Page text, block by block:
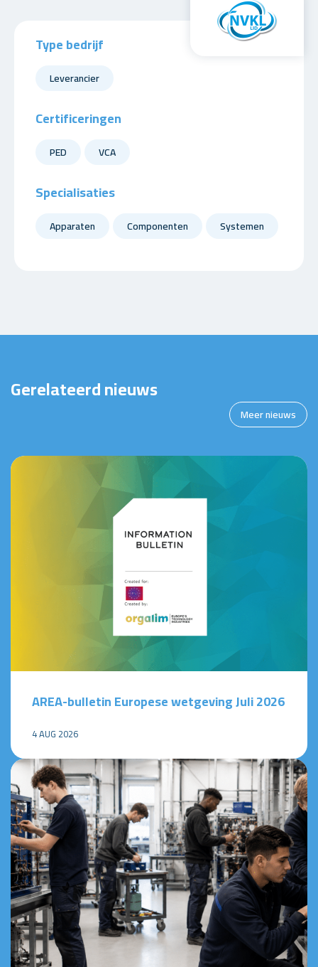
Type bedrijf
Leverancier
Certificeringen
PED VCA
Specialisaties
Apparaten Componenten Systemen
Gerelateerd nieuws
Meer nieuws
AREA-bulletin Europese wetgeving Juli 2026
4 AUG 2026